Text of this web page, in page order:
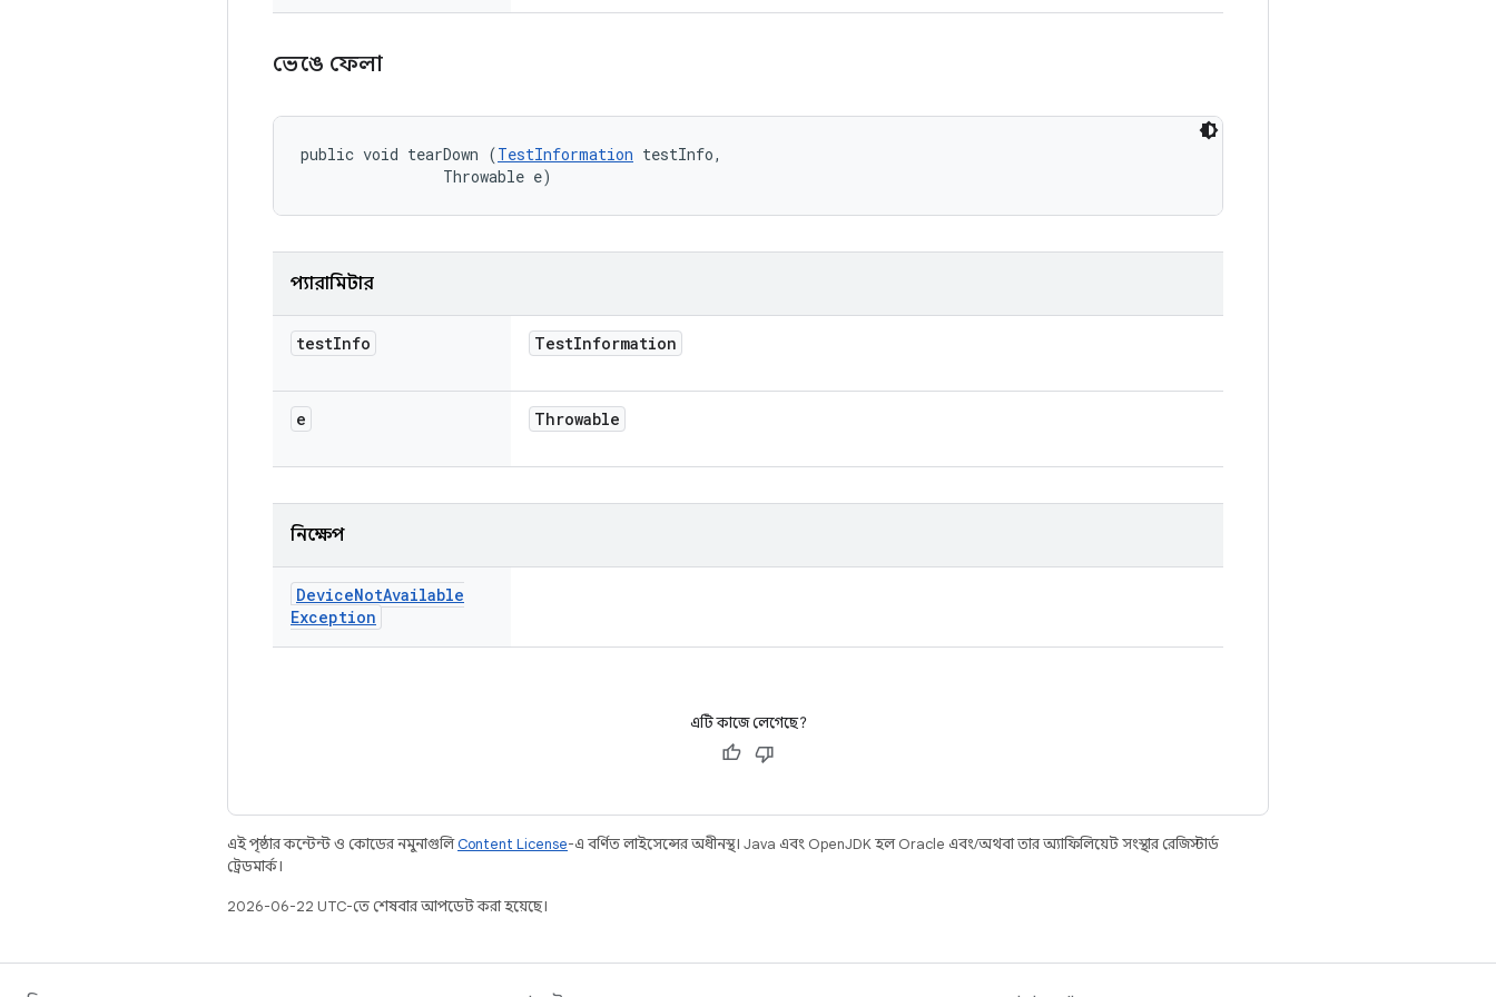
ভেঙে ফেলা
public void tearDown (TestInformation testInfo,
                Throwable e)
প্যারামিটার
testInfo TestInformation
e Throwable
নিক্ষেপ
DeviceNotAvailable
Exception
এটি কাজে লেগেছে?
এই পৃষ্ঠার কন্টেন্ট ও কোডের নমুনাগুলিContent License-এ বর্ণিত লাইসেন্সের অধীনস্থ। Java এবং OpenJDK হল Oracle এবং/অথবা তার অ্যাফিলিয়েট সংস্থার রেজিস্টার্ড
ট্রেডমার্ক।
2026-06-22 UTC-তে শেষবার আপডেট করা হয়েছে।